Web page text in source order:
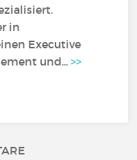
in
Executive
und...>>